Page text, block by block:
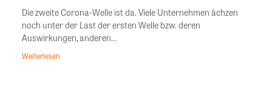
Die zweite Corona-Welle ist da. Viele Unternehmen ächzen
noch unter der Last der ersten Welle bzw. deren
Auswirkungen, anderen...
Weiterlesen